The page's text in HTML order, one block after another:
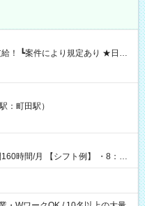
の日に現金GET♪ お仕事後はコ
す！ 【試用期間】試
：町田駅）
ト例】 ・8：00